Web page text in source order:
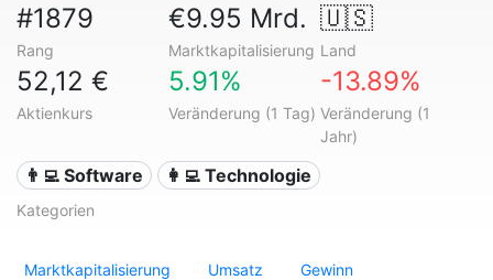
#1879
Rang
€9.95 Mrd.
Marktkapitalisierung
🇺🇸
Land
52,12 €
Aktienkurs
5.91%
Veränderung (1 Tag)
-13.89%
Veränderung (1
Jahr)
👨‍💻 Software 👩‍💻 Technologie
Kategorien
Marktkapitalisierung Umsatz Gewinn